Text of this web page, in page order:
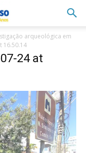
arqueológica em
16.50.14
24 at